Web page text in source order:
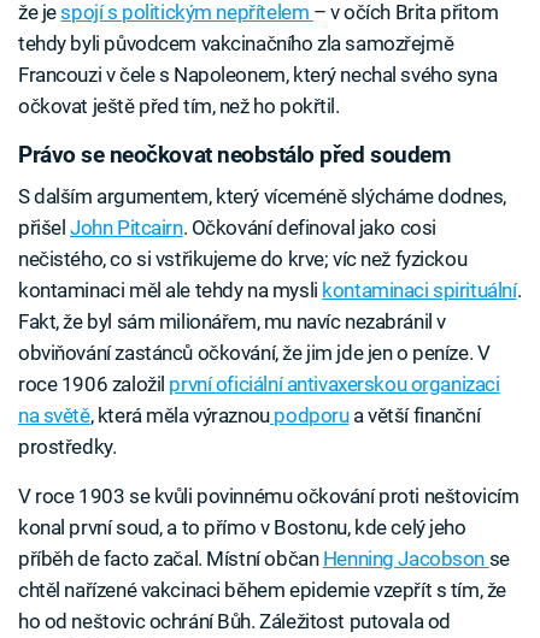
že jespojí s politickým nepřítelem – v očích Brita přitom
tehdy byli původcem vakcinačního zla samozřejmě
Francouzi v čele s Napoleonem, který nechal svého syna
očkovat ještě před tím, než ho pokřtil.
Právo se neočkovat neobstálo před soudem
S dalším argumentem, který víceméně slýcháme dodnes,
přišelJohn Pitcairn. Očkování definoval jako cosi
nečistého, co si vstřikujeme do krve; víc než fyzickou
kontaminaci měl ale tehdy na mysli kontaminaci spirituální.
Fakt, že byl sám milionářem, mu navíc nezabránil v
obviňování zastánců očkování, že jim jde jen o peníze. V
roce 1906 založil první oficiální antivaxerskou organizaci
na světě, která měla výraznoupodporua větší finanční
prostředky.
V roce 1903 se kvůli povinnému očkování proti neštovicím
konal první soud, a to přímo v Bostonu, kde celý jeho
příběh de facto začal. Místní občan Henning Jacobson se
chtěl nařízené vakcinaci během epidemie vzepřít s tím, že
ho od neštovic ochrání Bůh. Záležitost putovala od